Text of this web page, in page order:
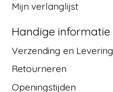
Mijn verlanglijst
Handige informatie
Verzending en Levering
Retourneren
Openingstijden